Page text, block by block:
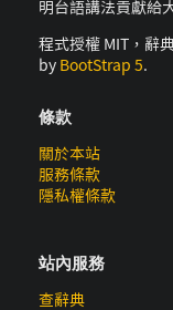
明台語講法貢獻給
程式授權 MIT，辭
by BootStrap 5.
條款
關於本站
服務條款
隱私權條款
站內服務
查辭典